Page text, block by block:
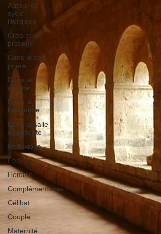
Autour du
cycle
liturgique
Créa et vie
pratique
Dans le coin
prière
Dans la
cuisine
Dans la
buanderie
Dans la salle
de détente
Réflexions
Femme
Homme
Complémentaires
Célibat
Couple
Maternité